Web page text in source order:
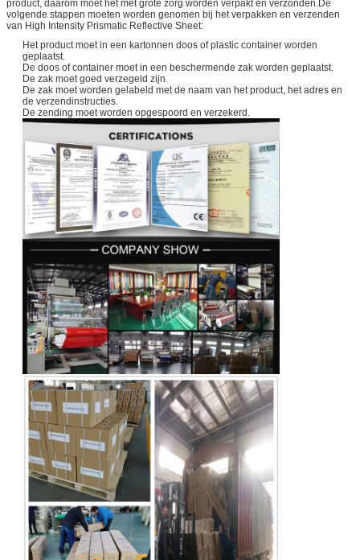
product, daarom moet het met grote zorg worden verpakt en verzonden.De
volgende stappen moeten worden genomen bij het verpakken en verzenden
van High Intensity Prismatic Reflective Sheet:
Het product moet in een kartonnen doos of plastic container worden
geplaatst.
De doos of container moet in een beschermende zak worden geplaatst.
De zak moet goed verzegeld zijn.
De zak moet worden gelabeld met de naam van het product, het adres en
de verzendinstructies.
De zending moet worden opgespoord en verzekerd.